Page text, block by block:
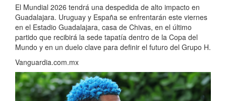
El Mundial 2026 tendrá una despedida de alto impacto en
Guadalajara. Uruguay y España se enfrentarán este viernes
en el Estadio Guadalajara, casa de Chivas, en el último
partido que recibirá la sede tapatía dentro de la Copa del
Mundo y en un duelo clave para definir el futuro del Grupo H.
Vanguardia.com.mx